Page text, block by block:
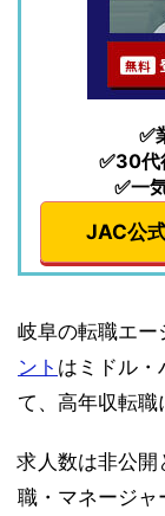
✅
✅30代
✅一
JAC公
岐阜の転職エー
ント はミドル・
て、高年収転職
求人数は非公開
職・マネージャ